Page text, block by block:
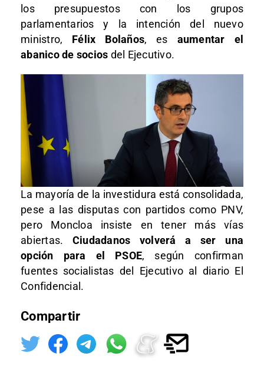
los presupuestos con los grupos
parlamentarios y la intención del nuevo
ministro, Félix Bolaños, es aumentar el
abanico de socios del Ejecutivo.
La mayoría de la investidura está consolidada,
pese a las disputas con partidos como PNV,
pero Moncloa insiste en tener más vías
abiertas. Ciudadanos volverá a ser una
opción para el PSOE, según confirman
fuentes socialistas del Ejecutivo al diario El
Confidencial.
Compartir